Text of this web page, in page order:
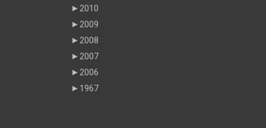
►2010
►2009
►2008
►2007
►2006
► 1967